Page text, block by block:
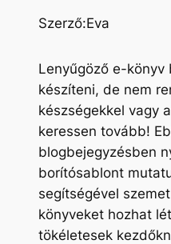
Szerző:Eva
Lenyűgöző e-könyv
készíteni, de nem
készségekkel vagy
keressen tovább!
blogbejegyzésben
borítósablont
segítségével
könyveket hozhat
tökéletesek